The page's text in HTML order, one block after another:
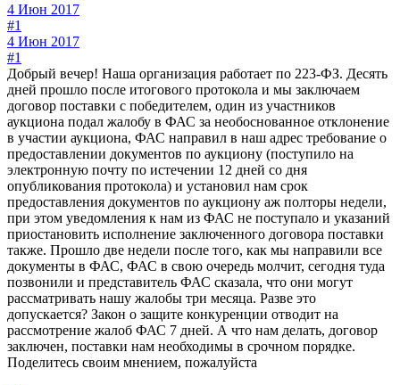
4 Июн 2017
#1
4 Июн 2017
#1
Добрый вечер! Наша организация работает по 223-ФЗ. Десять
дней прошло после итогового протокола и мы заключаем
договор поставки с победителем, один из участников
аукциона подал жалобу в ФАС за необоснованное отклонение
в участии аукциона, ФАС направил в наш адрес требование о
предоставлении документов по аукциону (поступило на
электронную почту по истечении 12 дней со дня
опубликования протокола) и установил нам срок
предоставления документов по аукциону аж полторы недели,
при этом уведомления к нам из ФАС не поступало и указаний
приостановить исполнение заключенного договора поставки
также. Прошло две недели после того, как мы направили все
документы в ФАС, ФАС в свою очередь молчит, сегодня туда
позвонили и представитель ФАС сказала, что они могут
рассматривать нашу жалобы три месяца. Разве это
допускается? Закон о защите конкуренции отводит на
рассмотрение жалоб ФАС 7 дней. А что нам делать, договор
заключен, поставки нам необходимы в срочном порядке.
Поделитесь своим мнением, пожалуйста